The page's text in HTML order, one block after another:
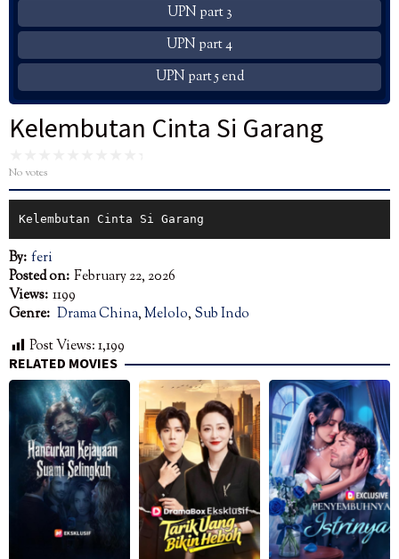
UPN part 3
UPN part 4
UPN part 5 end
Kelembutan Cinta Si Garang
No votes
Kelembutan Cinta Si Garang
By: feri
Posted on: February 22, 2026
Views: 1199
Genre: Drama China,Melolo, Sub Indo
Post Views:1,199
RELATED MOVIES